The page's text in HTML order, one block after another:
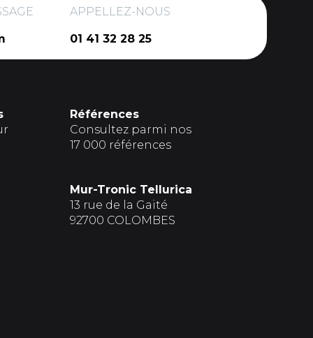
APPELLEZ-NOUS
01 41 32 28 25
Références
Consultez parmi nos
17 000 références
Mur-Tronic Tellurica
13 rue de la Gaité
92700 COLOMBES